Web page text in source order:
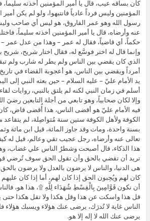
كأن بساقه عيب، قال يا أمير المؤمنين أخذته سليماً،
المؤمنين وليس فرداً عادياً فانتبهوا، ولو لم يكن
رسول الله وهو عمر الفاروق، هو ليس أي صاحب
عنه وأرضاه، قال يا أمير المؤمنين أخذته سليماً،
حكماً، أي قاضياً، فقال له عمر – وهذا من عدل عمر –
وإنما قال له اختر فوسَّع له، فقال اختار شريح، شريح
الذي كان يقضي بين الناس ولم يطر له شارب ولم
أمرداً ويقضي بين الناس، هو أعجوبة القضاء في
يد الأمام عليّ – عليه السلام – حين بعثه النبي إلى
أسلم في زمان النبي لكنه لم يلتق بالنبي، روايات
وإلا لكان صحابياً، وهو تابعي من أجلة التابعين رضيَ
فيه الأمام عليّ هو أقضى الناس، هذا أٌقضى قاض،
الكوفة ولأهل الكوفة ستين سنة مُتواصِلة، لم يتقاعد
بسنة واحدة، ومات وقد جاوز المائة، قيل ابن مائة
تعالى عنه وأرضاه، رجل عجيب تقي وعالم، قيل له
هذا الذكاء، قال أصبحت وشطرُ الناس علي غضاب،
تريد أن تقضي بالحق وأن تقول الحق سوف تُرضي
هى الدنيا، والناس لا يرضون بالعدل ولا يرضون
كان لهم ويُحِبون الحق إذا كان لهم، أما إذا كان
أن نكون قَوَّامِينَ بِالْقِسْطِ شُهَدَاء لِلَّهِ ۩، هذا هو،
قل هذا واسكت عن هذا وقل هكذا ولا تقل هكذا حتى
الناس غاية لا تُدرَك، يرضى عنك هؤلاء ويسبك
يرضى عنك الله لا إله إلا هو.